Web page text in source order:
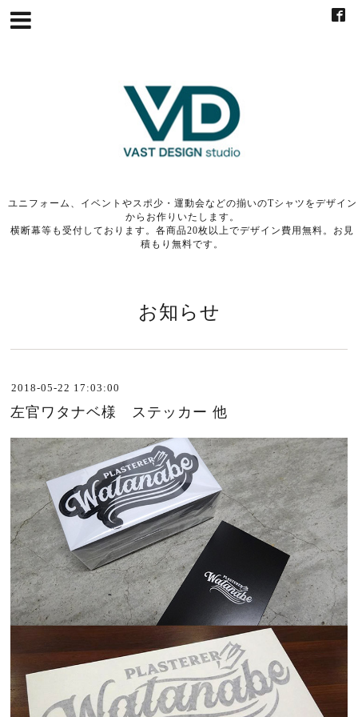
ユニフォーム、イベントやスポ少・運動会などの揃いのTシャツをデザイン
からお作りいたします。
横断幕等も受付しております。各商品20枚以上でデザイン費用無料。お見
積もり無料です。
お知らせ
2018-05-22 17:03:00
左官ワタナベ様 ステッカー 他